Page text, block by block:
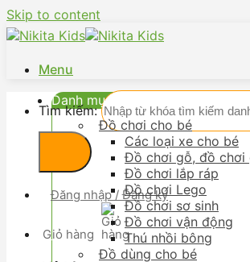
Skip to content
Menu
Tìm kiếm:
Đăng nhập / Đăng ký
Giỏ hàng
Danh mục
Đồ chơi cho bé
Các loại xe cho bé
Đồ chơi gỗ, đồ chơi
Đồ chơi lắp ráp
Đồ chơi Lego
Đồ chơi sơ sinh
Đồ chơi vận động
Thú nhồi bông
Đồ dùng cho bé